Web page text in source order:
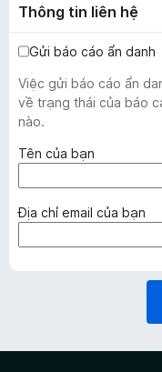
Thông tin liên hệ
Gửi báo cáo ẩn danh
Việc gửi báo cáo ẩn
về trạng thái của báo
nào.
Tên của bạn
ắ
t
u
Địa chỉ email của bạn
ắ
b
ộ